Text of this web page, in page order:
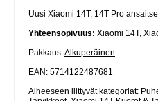
Uusi Xiaomi 14T, 14T Pro
Yhteensopivuus: Xiaomi 14T,
Pakkaus:Alkuperäinen
EAN: 5714122487681
Aiheeseen liittyvät kategoriat: